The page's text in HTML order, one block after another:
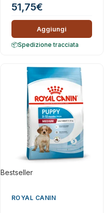
51,75€
Aggiungi
Spedizione tracciata
Bestseller
ROYAL CANIN